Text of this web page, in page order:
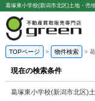
葛塚東小学校(新潟市北区)土地・売
TOPページ 物件検索
現在の検索条件
葛塚東小学校(新潟市北区)